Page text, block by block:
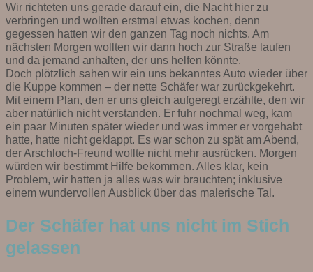
Wir richteten uns gerade darauf ein, die Nacht hier zu
verbringen und wollten erstmal etwas kochen, denn
gegessen hatten wir den ganzen Tag noch nichts. Am
nächsten Morgen wollten wir dann hoch zur Straße laufen
und da jemand anhalten, der uns helfen könnte.
Doch plötzlich sahen wir ein uns bekanntes Auto wieder über
die Kuppe kommen – der nette Schäfer war zurückgekehrt.
Mit einem Plan, den er uns gleich aufgeregt erzählte, den wir
aber natürlich nicht verstanden. Er fuhr nochmal weg, kam
ein paar Minuten später wieder und was immer er vorgehabt
hatte, hatte nicht geklappt. Es war schon zu spät am Abend,
der Arschloch-Freund wollte nicht mehr ausrücken. Morgen
würden wir bestimmt Hilfe bekommen. Alles klar, kein
Problem, wir hatten ja alles was wir brauchten; inklusive
einem wundervollen Ausblick über das malerische Tal.
Der Schäfer hat uns nicht im Stich
gelassen